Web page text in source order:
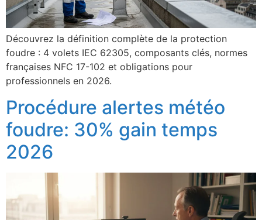
Découvrez la définition complète de la protection
foudre : 4 volets IEC 62305, composants clés, normes
françaises NFC 17-102 et obligations pour
professionnels en 2026.
Procédure alertes météo
foudre: 30% gain temps
2026